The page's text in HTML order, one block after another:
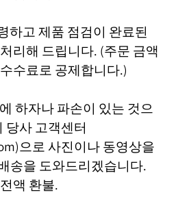
하고 제품 점검이 완료된
리해 드립니다. (주문 금액
수료로 공제합니다.)
하자나 파손이 있는 것으
당사 고객센터
으로 사진이나 동영상을
송을 도와드리겠습니다.
액 환불.